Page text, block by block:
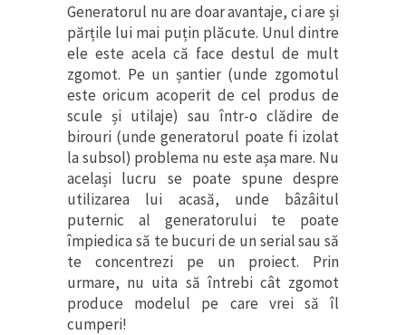
Generatorul nu are doar avantaje, ci are și
părțile lui mai puțin plăcute. Unul dintre
ele este acela că face destul de mult
zgomot. Pe un șantier (unde zgomotul
este oricum acoperit de cel produs de
scule și utilaje) sau într-o clădire de
birouri (unde generatorul poate fi izolat
la subsol) problema nu este așa mare. Nu
același lucru se poate spune despre
utilizarea lui acasă, unde bâzâitul
puternic al generatorului te poate
împiedica să te bucuri de un serial sau să
te concentrezi pe un proiect. Prin
urmare, nu uita să întrebi cât zgomot
produce modelul pe care vrei să îl
cumperi!